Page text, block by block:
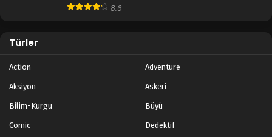
Tales of Herding Gods 16.Bölüm izle
8.6
Türler
Action Adventure
Aksiyon Askeri
Bilim-Kurgu Büyü
Comic Dedektif